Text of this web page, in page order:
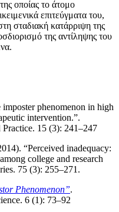
οποίας το άτομο
επιτεύγματα του,
σταδιακή κατάρριψη της
της αντίληψης του
phenomenon in high
intervention.”.
Practice. 15 (3): 241–247
“Perceived inadequacy:
college and research
75 (3): 255–271.
Phenomenon”.
6 (1): 73–92